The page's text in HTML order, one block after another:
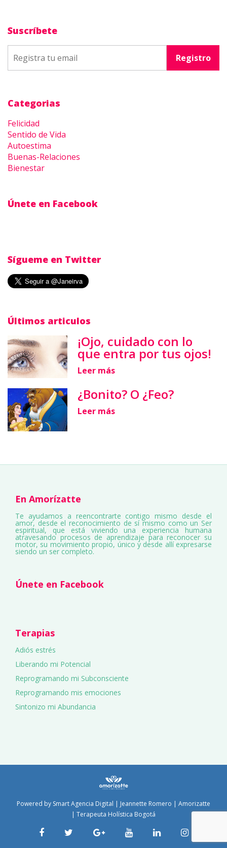
Suscríbete
Categorias
Felicidad
Sentido de Vida
Autoestima
Buenas-Relaciones
Bienestar
Únete en Facebook
Sígueme en Twitter
Últimos articulos
¡Ojo, cuidado con lo
que entra por tus ojos!
Leer más
¿Bonito? O ¿Feo?
Leer más
En Amorízatte
Te ayudamos a reencontrarte contigo mismo desde el
amor, desde el reconocimiento de sí mismo como un Ser
espiritual, que está viviendo una experiencia humana
atravesando procesos de aprendizaje para reconocer su
motor, su movimiento propio, único y desde allí expresarse
siendo un ser completo.
Únete en Facebook
Terapias
Adiós estrés
Liberando mi Potencial
Reprogramando mi Subconsciente
Reprogramando mis emociones
Sintonizo mi Abundancia
Powered by Smart Agencia Digital | Jeannette Romero | Amorizatte
| Terapeuta Holística Bogotá